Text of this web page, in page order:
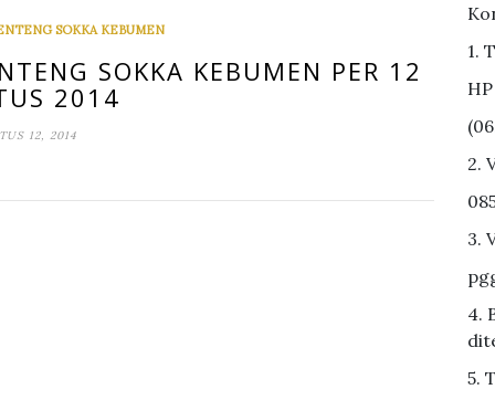
SOKKA KEBUMEN
SOKKA KEBUMEN PER 12
2014
12, 2014
1.
2.
3.
4.
5.